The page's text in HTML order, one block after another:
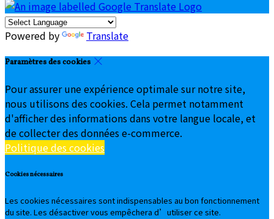
Powered by Translate
Paramètres des cookies
Pour assurer une expérience optimale sur notre site,
nous utilisons des cookies. Cela permet notamment
d'afficher des informations dans votre langue locale, et
de collecter des données e-commerce.
Politique des cookies
Cookies nécessaires
Les cookies nécessaires sont indispensables au bon fonctionnement
du site. Les désactiver vous empêchera d’utiliser ce site.